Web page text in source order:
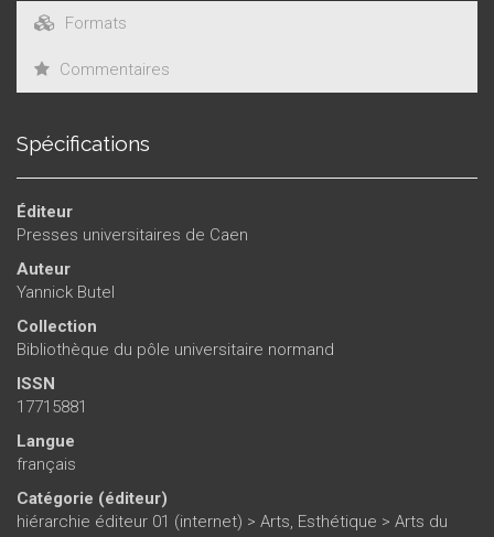
Formats
Commentaires
Spécifications
Éditeur
Presses universitaires de Caen
Auteur
Yannick Butel
Collection
Bibliothèque du pôle universitaire normand
ISSN
17715881
Langue
français
Catégorie (éditeur)
hiérarchie éditeur 01 (internet) > Arts, Esthétique > Arts du